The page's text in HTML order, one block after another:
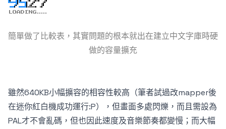
簡單做了比較表，其實問題的根本就出在建立中文字庫時硬
做的容量擴充
雖然640KB小幅擴容的相容性較高（筆者試過改mapper後
在迷你紅白機成功運行:P），但畫面多處閃爍，而且需設為
PAL才不會亂碼，但也因此速度及音樂節奏都變慢；而大幅